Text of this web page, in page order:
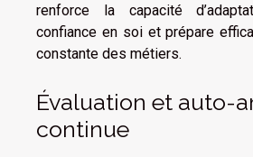
renforce la capacité
confiance en soi et prépare
constante des métiers.
Évaluation et auto-
continue